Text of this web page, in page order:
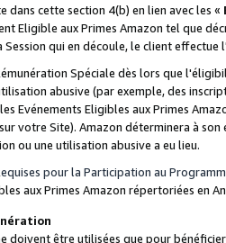
dans cette section 4(b) en lien avec les «
Eligible aux Primes Amazon tel que
Session qui en découle, le client
Spéciale dès lors que
abusive (par exemple, des
Evénements Eligibles aux Primes
votre Site). Amazon déterminera à
ou une utilisation abusive a eu lieu.
pour la Participation au
aux Primes Amazon répertoriées en
doivent être utilisées que pour